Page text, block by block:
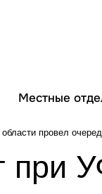
Местные
провел
при